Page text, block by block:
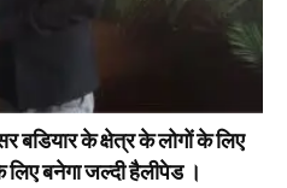
बडियार के क्षेत्र के लोगों के लिए
बनेगा जल्दी हैलीपेड ।